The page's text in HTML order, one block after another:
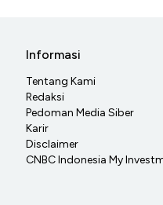
Informasi
Tentang Kami
Redaksi
Pedoman Media Siber
Karir
Disclaimer
CNBC Indonesia My